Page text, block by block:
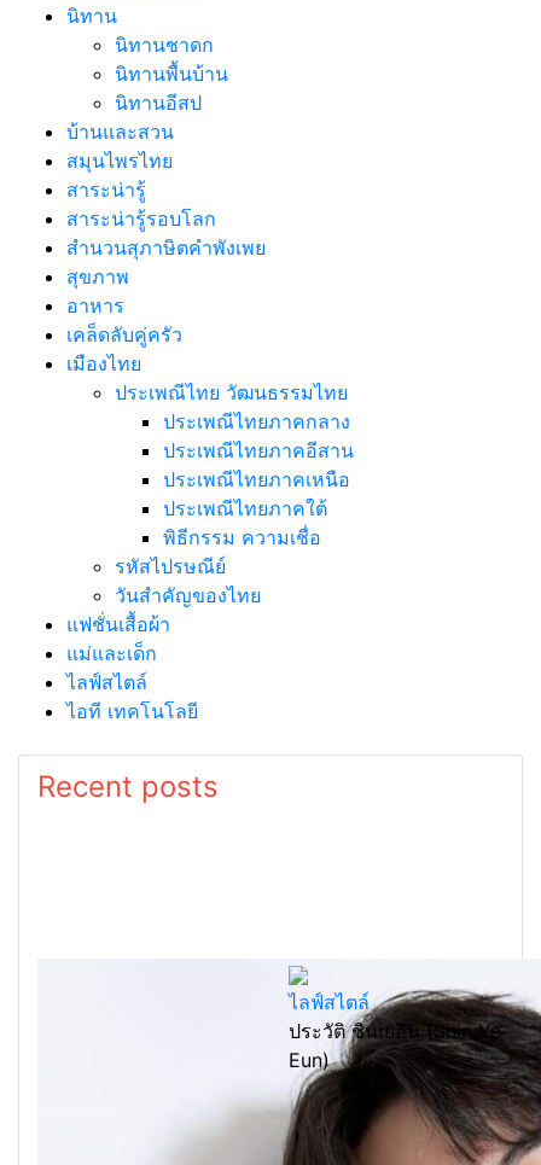
นิทาน
นิทานชาดก
นิทานพื้นบ้าน
นิทานอีสป
บ้านและสวน
สมุนไพรไทย
สาระน่ารู้
สาระน่ารู้รอบโลก
สำนวนสุภาษิตคำพังเพย
สุขภาพ
อาหาร
เคล็ดลับคู่ครัว
เมืองไทย
ประเพณีไทย วัฒนธรรมไทย
ประเพณีไทยภาคกลาง
ประเพณีไทยภาคอีสาน
ประเพณีไทยภาคเหนือ
ประเพณีไทยภาคใต้
พิธีกรรม ความเชื่อ
รหัสไปรษณีย์
วันสำคัญของไทย
แฟชั่นเสื้อผ้า
แม่และเด็ก
ไลฟ์สไตล์
ไอที เทคโนโลยี
Recent posts
ไลฟ์สไตล์
ประวัติ ชินเยอึน (Shin Ye
Eun)